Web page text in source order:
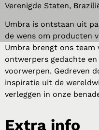
Verenigde Staten,
Umbra is ontstaan ​​uit
de wens om producten
Umbra brengt ons team
ontwerpers gedachte
voorwerpen. Gedreven
inspiratie uit de
verleggen in onze
Extra info